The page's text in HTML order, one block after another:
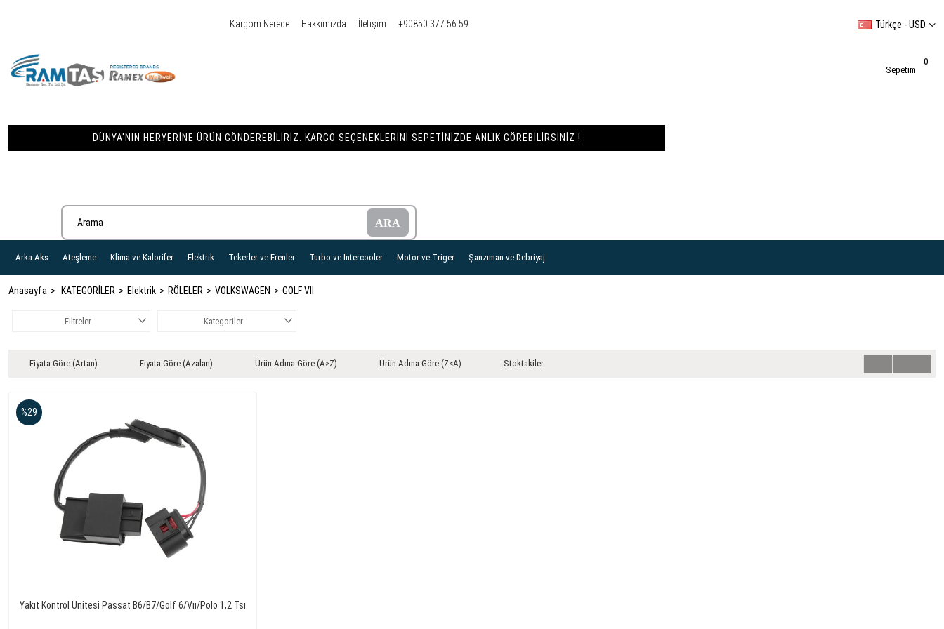
Kargom Nerede Hakkımızda İletişim +90850 377 56 59
DÜNYA'NIN HERYERINE ÜRÜN GÖNDEREBILIRIZ. KARGO SEÇENEKLERINI SEPETINIZDE ANLIK GÖREBILIRSINIZ !
Türkçe - USD
Sepetim
0
Arka Aks Ateşleme Klima ve Kalorifer Elektrik Tekerler ve Frenler Turbo ve İntercooler Motor ve Triger Şanzıman ve Debriyaj
Anasayfa KATEGORİLER Elektrik RÖLELER VOLKSWAGEN GOLF VII
Filtreler Kategoriler
Fiyata Göre (Artan) Fiyata Göre (Azalan) Ürün Adına Göre (A>Z) Ürün Adına Göre (Z<A) Stoktakiler
Yakıt Kontrol Ünitesi Passat B6/B7/Golf 6/Vıı/Polo 1,2 Tsı
%29